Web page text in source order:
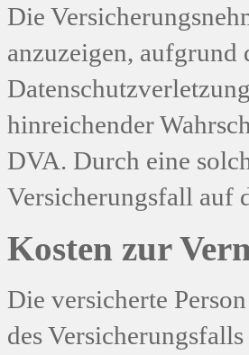
Die
anzuzeigen, aufgrund
hinreichender
DVA. Durch eine
Versicherungsfall auf
Kosten zur
Die versicherte
des